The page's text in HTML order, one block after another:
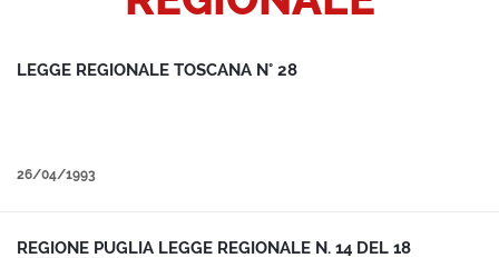
LEGGE REGIONALE TOSCANA N° 28
26/04/1993
REGIONE PUGLIA LEGGE REGIONALE N. 14 DEL 18